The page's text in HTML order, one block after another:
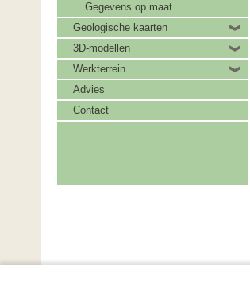
Gegevens op maat
Geologische kaarten
3D-modellen
Werkterrein
Advies
Contact